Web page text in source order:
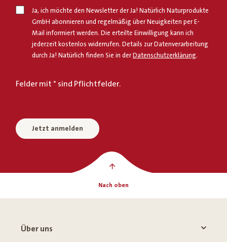
Ja, ich möchte den Newsletter der Ja! Natürlich Naturprodukte
GmbH abonnieren und regelmäßig über Neuigkeiten per E-
Mail informiert werden. Die erteilte Einwilligung kann ich
jederzeit kostenlos widerrufen. Details zur Datenverarbeitung
durch Ja! Natürlich finden Sie in derDatenschutzerklärung.
Felder mit * sind Pflichtfelder.
Jetzt anmelden
Nach oben
Über uns